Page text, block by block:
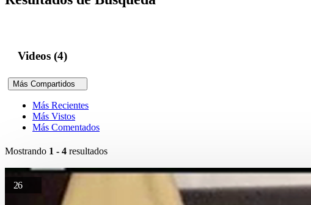
Videos (4)
Más Compartidos
Más Recientes
Más Vistos
Más Comentados
Mostrando 1 - 4 resultados
26